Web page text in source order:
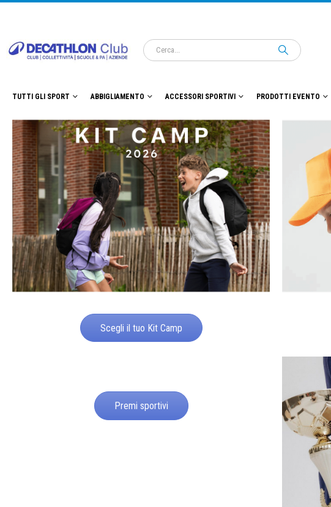
TUTTI GLI SPORT ABBIGLIAMENTO ACCESSORI SPORTIVI PRODOTTI EVENTO
Scegli il tuo Kit Camp
Premi sportivi